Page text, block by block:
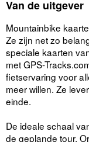
Van de uitgever
Mountainbike
Ze zijn net zo
speciale kaarten
met GPS-
fietservaring voor
meer willen. Ze
einde.
De ideale schaal
de geplande tour.